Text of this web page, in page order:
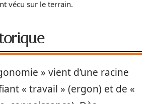
vécu sur le terrain.
» vient d’une racine
« travail » (ergon) et de «